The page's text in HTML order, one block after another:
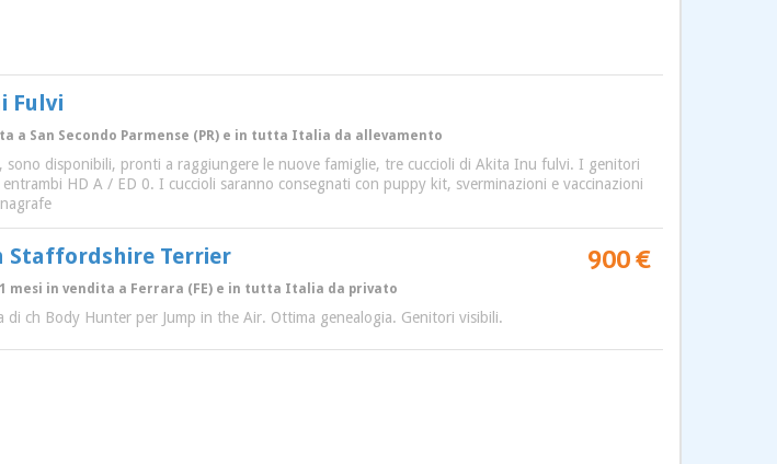
Fulvi
a San Secondo Parmense (PR) e in tutta Italia da allevamento
sono disponibili, pronti a raggiungere le nuove famiglie, tre cuccioli di Akita Inu fulvi. I genitori
HD A / ED 0. I cuccioli saranno consegnati con puppy kit, sverminazioni e vaccinazioni
Staffordshire Terrier 900 €
mesi in vendita a Ferrara (FE) e in tutta Italia da privato
di ch Body Hunter per Jump in the Air. Ottima genealogia. Genitori visibili.